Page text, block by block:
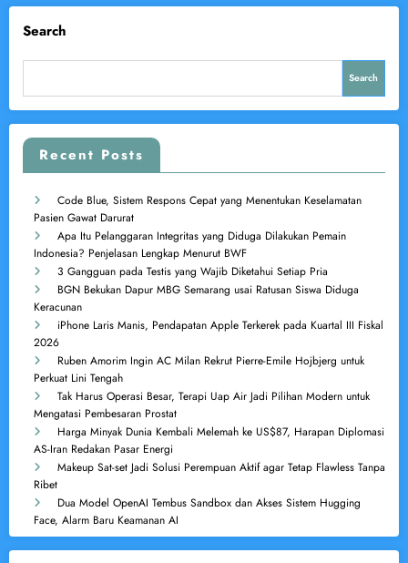
Search
Search
Recent Posts
Code Blue, Sistem Respons Cepat yang Menentukan Keselamatan
Pasien Gawat Darurat
Apa Itu Pelanggaran Integritas yang Diduga Dilakukan Pemain
Indonesia? Penjelasan Lengkap Menurut BWF
3 Gangguan pada Testis yang Wajib Diketahui Setiap Pria
BGN Bekukan Dapur MBG Semarang usai Ratusan Siswa Diduga
Keracunan
iPhone Laris Manis, Pendapatan Apple Terkerek pada Kuartal III Fiskal
2026
Ruben Amorim Ingin AC Milan Rekrut Pierre-Emile Hojbjerg untuk
Perkuat Lini Tengah
Tak Harus Operasi Besar, Terapi Uap Air Jadi Pilihan Modern untuk
Mengatasi Pembesaran Prostat
Harga Minyak Dunia Kembali Melemah ke US$87, Harapan Diplomasi
AS-Iran Redakan Pasar Energi
Makeup Sat-set Jadi Solusi Perempuan Aktif agar Tetap Flawless Tanpa
Ribet
Dua Model OpenAI Tembus Sandbox dan Akses Sistem Hugging
Face, Alarm Baru Keamanan AI